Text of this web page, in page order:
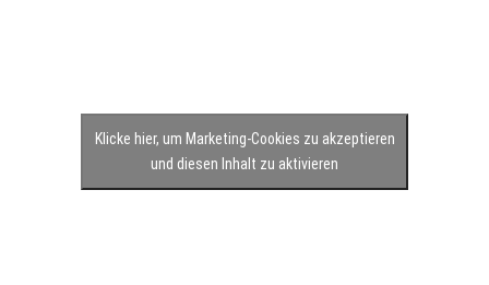
Klicke hier, um Marketing-Cookies zu akzeptieren
und diesen Inhalt zu aktivieren